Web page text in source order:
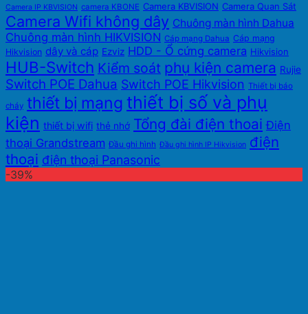
Camera IP KBVISION camera KBONE Camera KBVISION Camera Quan Sát
Camera Wifi không dây Chuông màn hình Dahua
Chuông màn hình HIKVISION Cáp mạng Dahua Cáp mạng
Hikvision dây và cáp Ezviz HDD - Ổ cứng camera Hikvision
HUB-Switch Kiểm soát phụ kiện camera Rujie
Switch POE Dahua Switch POE Hikvision Thiết bị báo
cháy thiết bị mạng thiết bị số và phụ
kiện thiết bị wifi thẻ nhớ Tổng đài điện thoai Điện
thoại Grandstream Đầu ghi hình Đầu ghi hình IP Hikvision điện
thoại điện thoại Panasonic
-39%